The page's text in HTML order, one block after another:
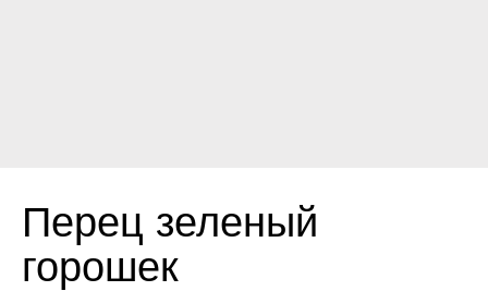
Перец зеленый
горошек